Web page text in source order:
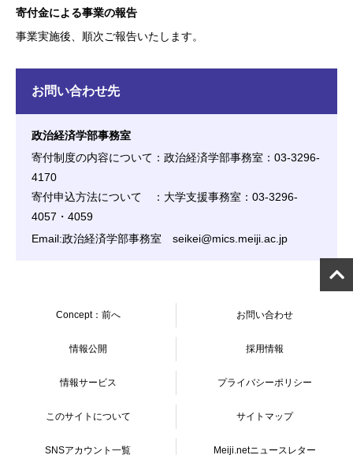
寄付金による事業の報告
事業実施後、順次ご報告いたします。
お問い合わせ先
政治経済学部事務室
寄付制度の内容について：政治経済学部事務室：03-3296-
4170
寄付申込方法について ：大学支援事務室：03-3296-
4057・4059
Email:政治経済学部事務室 seikei@mics.meiji.ac.jp
Concept：前へ お問い合わせ
情報公開 採用情報
情報サービス プライバシーポリシー
このサイトについて サイトマップ
SNSアカウント一覧 Meiji.netニュースレター